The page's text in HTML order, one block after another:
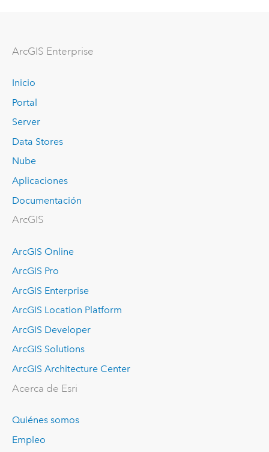
ArcGIS Enterprise
Inicio
Portal
Server
Data Stores
Nube
Aplicaciones
Documentación
ArcGIS
ArcGIS Online
ArcGIS Pro
ArcGIS Enterprise
ArcGIS Location Platform
ArcGIS Developer
ArcGIS Solutions
ArcGIS Architecture Center
Acerca de Esri
Quiénes somos
Empleo